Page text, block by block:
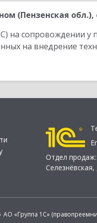
(Пензенская обл.),
на сопровождении у
на внедрение
Отдел продаж:
Селезнёвская,
АО «Группа 1С»